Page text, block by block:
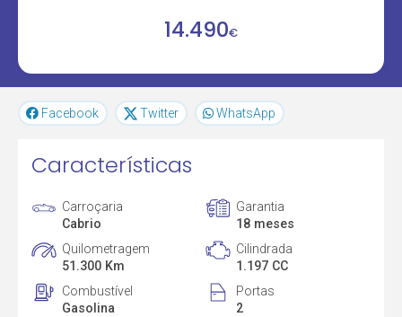
14.490€
Facebook Twitter WhatsApp
Características
Carroçaria
Cabrio
Garantia
18 meses
Quilometragem
51.300 Km
Cilindrada
1.197 CC
Combustível
Gasolina
Portas
2